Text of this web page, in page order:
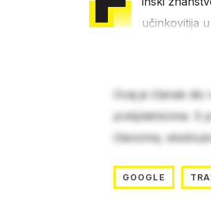
učinkovitija
Ovaj je članak
pretplatnicima. S
člancima,
GOOGLE